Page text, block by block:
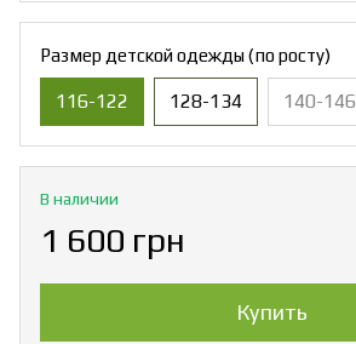
Размер детской одежды (по росту)
116-122 128-134 140-146
В наличии
1 600 грн
Купить